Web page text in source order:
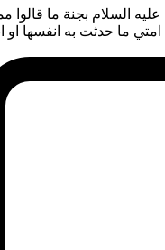
عليه السلام بجنة ما قالوا
ما حدثت به انفسها او